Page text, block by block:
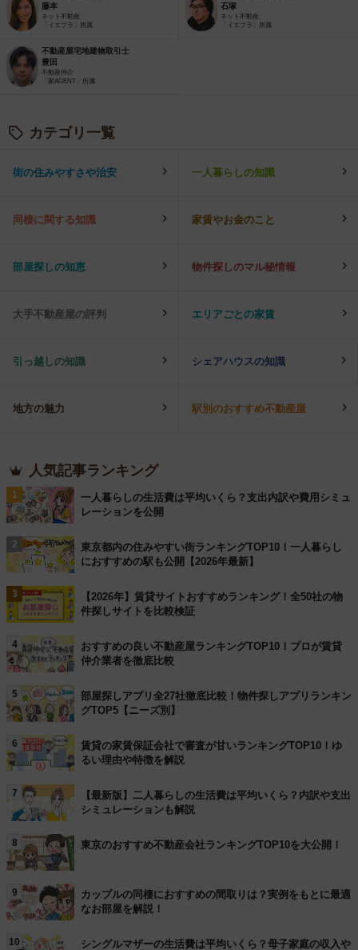
藤本
ネット不動産
「イエプラ」所属
石塚
ネット不動産
「イエプラ」所属
不動産屋宅地建物取引士
豊田
不動産仲介
「家AGENT」所属
カテゴリ一覧
街の住みやすさや治安 一人暮らしの知識
同棲に関する知識 家賃やお金のこと
部屋探しの知恵 物件探しのマル秘情報
大手不動産屋の評判 エリアごとの家賃
引っ越しの知識 シェアハウスの知識
地方の魅力 駅別のおすすめ不動産屋
人気記事ランキング
1
一人暮らしの生活費は平均いくら？支出内訳や費用シミュ
レーションを公開
2
東京都内の住みやすい街ランキングTOP10！一人暮らし
におすすめの駅も公開【2026年最新】
3
【2026年】賃貸サイトおすすめランキング！全50社の物
件探しサイトを比較検証
4
おすすめの良い不動産屋ランキングTOP10！プロが賃貸
仲介業者を徹底比較
5
部屋探しアプリ全27社徹底比較！物件探しアプリランキン
グTOP5【ニーズ別】
6
賃貸の家賃保証会社で審査が甘いランキングTOP10！ゆ
るい理由や特徴を解説
7
【最新版】二人暮らしの生活費は平均いくら？内訳や支出
シミュレーションも解説
8 東京のおすすめ不動産会社ランキングTOP10を大公開！
9
カップルの同棲におすすめの間取りは？実例をもとに最適
なお部屋を解説！
10 シングルマザーの生活費は平均いくら？母子家庭の収入や